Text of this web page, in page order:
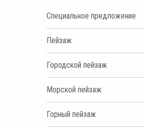
Специальное предложение
Пейзаж
Городской пейзаж
Морской пейзаж
Горный пейзаж